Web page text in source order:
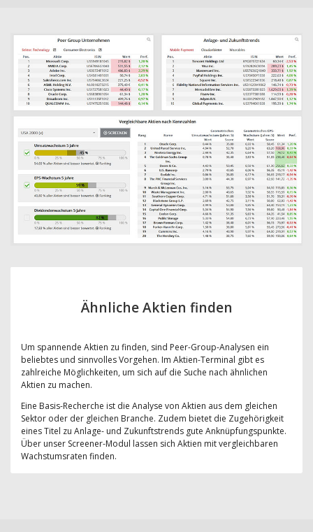
Ähnliche Aktien finden
Um spannende Aktien zu finden, sind Peer-Group-Analysen ein
beliebtes und sinnvolles Vorgehen. Im Aktien-Terminal gibt es
zahlreiche Möglichkeiten, um sich auf die Suche nach ähnlichen
Aktien zu machen.
Eine Basis-Recherche ist die Analyse von Aktien aus dem gleichen
Sektor oder der gleichen Branche. Zudem bietet die Zugehörigkeit
eines Titel zu Anlage- und Zukunftstrends gute Anknüpfungspunkte.
Über unser Screener-Modul lassen sich Aktien mit vergleichbaren
Wachstumsraten finden.